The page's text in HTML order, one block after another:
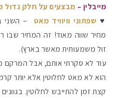
מייבלין – מבצעים על חלק גדול
♥ שפתוני וויוויד מאט
מחיר שווה מאוד! זה המחיר שבו
זול משמעותית מאשר בארץ).
עוד לא סקרתי אותם, אבל המרקם
הוא לא מאט לחלוטין אלא יותר
קצת זמן להתייבש לחלוטין.